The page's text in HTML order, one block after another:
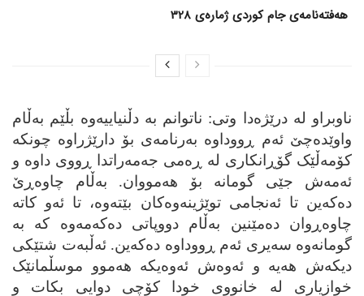
هەفتەنامەی جام کوردی ژمارەی 328
ناوبراو له‌ درێژه‌دا وتی: ناتوانم به‌ دڵنیاییه‌وه‌ بڵێم به‌ڵام
واوێده‌چێ ئه‌م ڕووداوه‌ به‌رنامه‌ی بۆ دارێژراوه‌ چونکه‌
کۆمه‌ڵێک گۆڕانکاری له‌ ڕه‌می جه‌مه‌راتدا ڕووی داوه‌ و
ئه‌مه‌ش جێی گومانه‌ بۆ هه‌مووان. به‌ڵام چاوه‌ڕێ
ده‌که‌ین تا ئه‌نجامی توێژینه‌وه‌کان بێته‌وه‌، تا ئه‌و کاته‌
چاوه‌ڕوان ده‌مێنین به‌ڵام دووپاتی ده‌که‌مه‌وه‌ که‌ به‌
گومانه‌وه‌ سه‌یری ئه‌م ڕووداوه‌ ده‌که‌ین. ئه‌ڵبه‌ت شتێکی
دیکه‌ش هه‌یه‌ و ئه‌وه‌ش ئه‌وه‌یکه‌ هه‌موو موسڵمانێک
خوازیاری له‌ خانووی خودا کۆچی دوایی بکات و